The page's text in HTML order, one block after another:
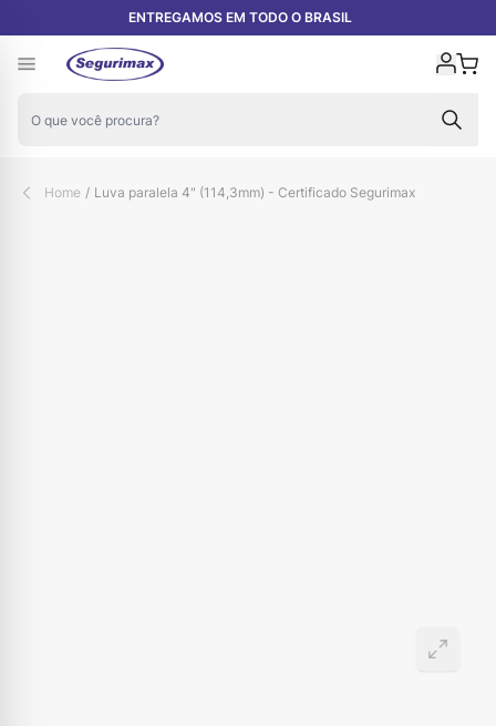
Pular para o conteúdoENTREGAMOS EM TODO O BRASIL
Home / Luva paralela 4" (114,3mm) - Certificado Segurimax